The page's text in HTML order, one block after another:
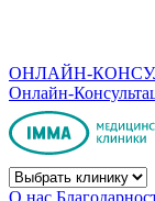
ОНЛАЙН-
Онлайн-
О нас